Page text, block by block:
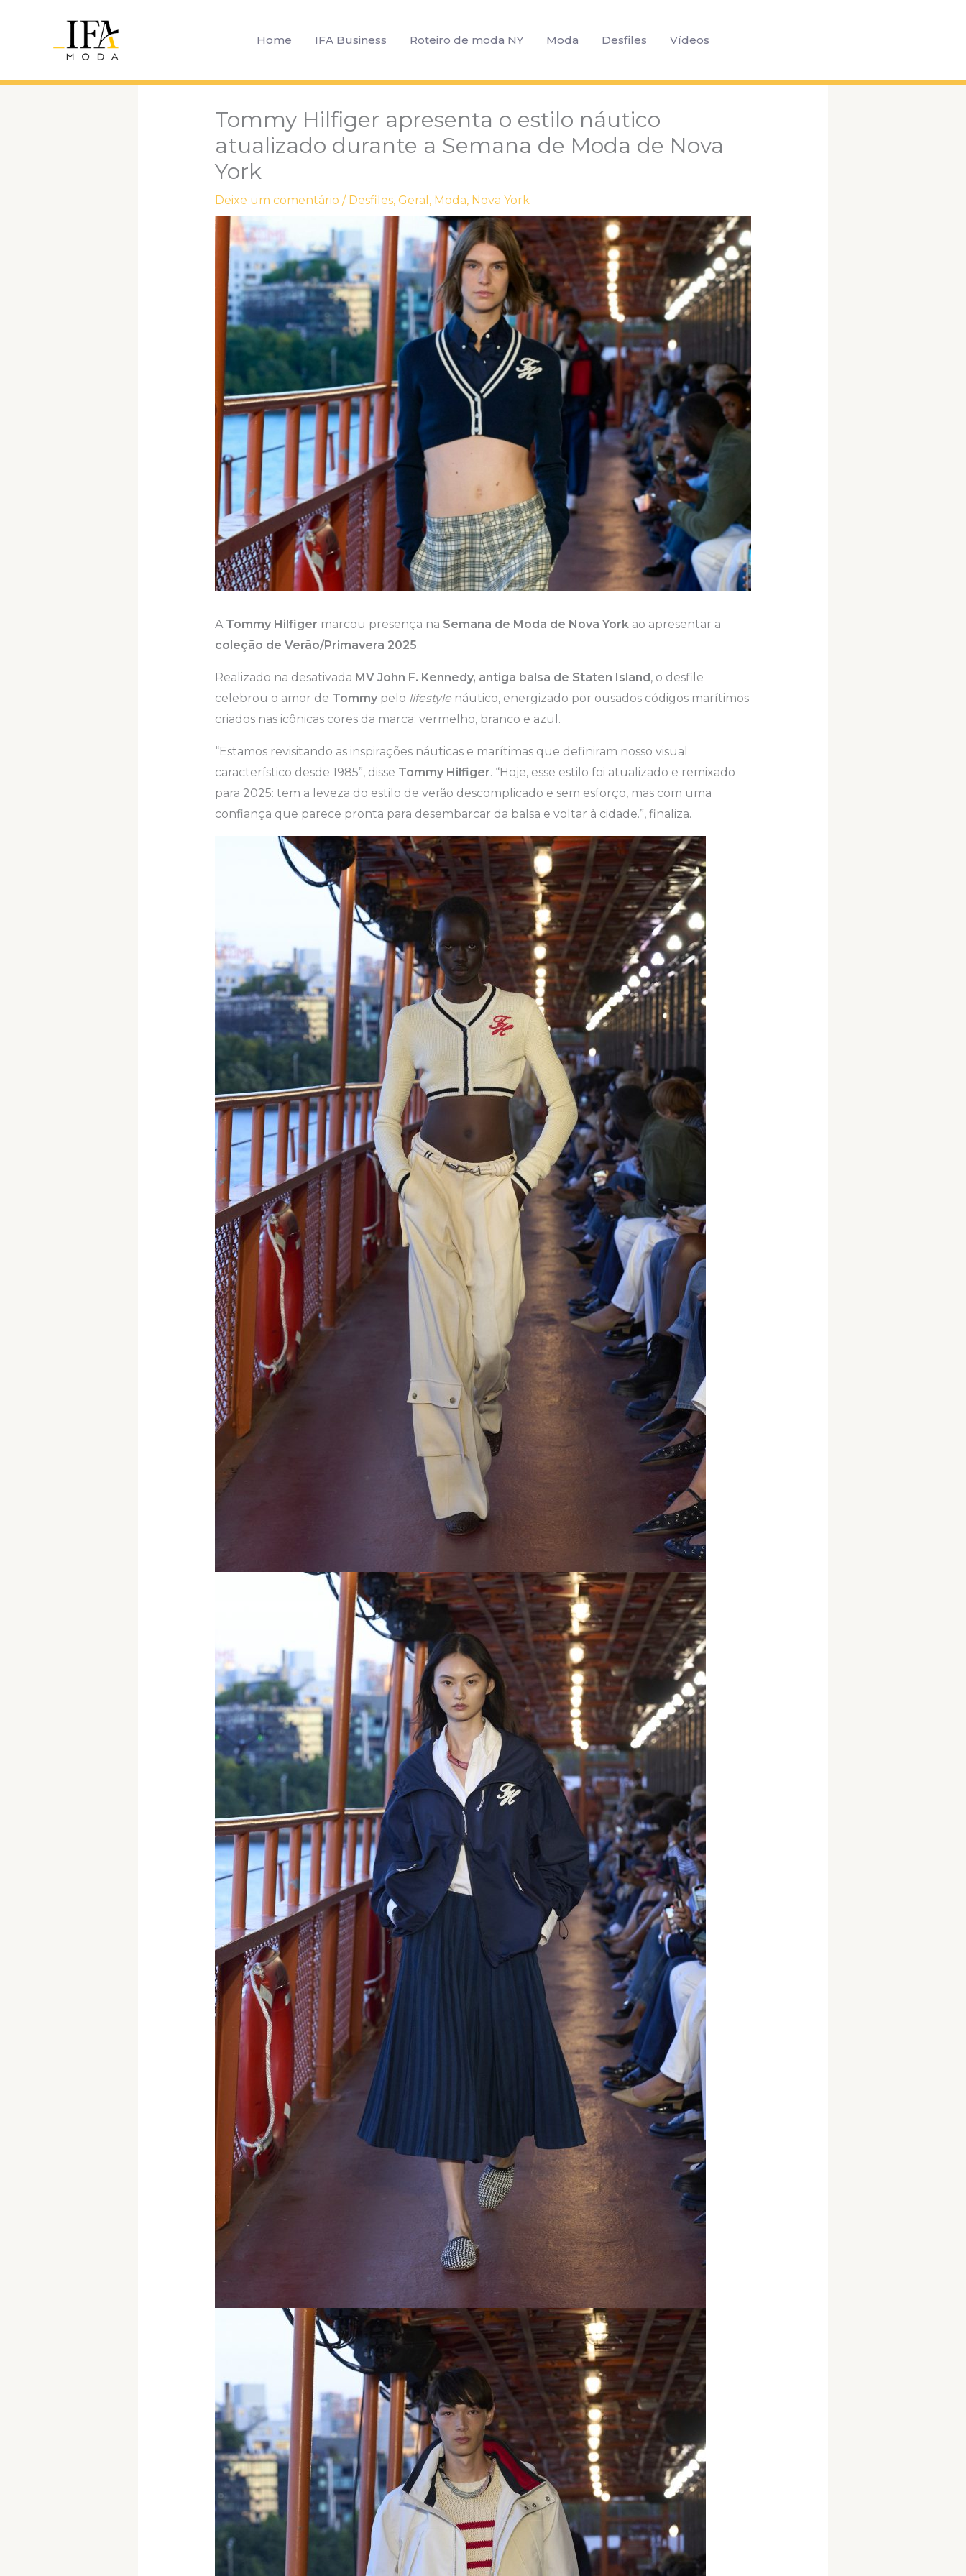
Home IFA Business Roteiro de moda NY Moda Desfiles Vídeos
Tommy Hilfiger apresenta o estilo náutico
atualizado durante a Semana de Moda de Nova
York
Deixe um comentário / Desfiles, Geral , Moda, Nova York
A Tommy Hilfiger marcou presença na Semana de Moda de Nova York ao apresentar a
coleção de Verão/Primavera 2025.
Realizado na desativada MV John F. Kennedy, antiga balsa de Staten Island , o desfile
celebrou o amor de Tommypelo lifestyle náutico, energizado por ousados códigos marítimos
criados nas icônicas cores da marca: vermelho, branco e azul.
“Estamos revisitando as inspirações náuticas e marítimas que definiram nosso visual
característico desde 1985”, disse Tommy Hilfiger. “Hoje, esse estilo foi atualizado e remixado
para 2025: tem a leveza do estilo de verão descomplicado e sem esforço, mas com uma
confiança que parece pronta para desembarcar da balsa e voltar à cidade.”, finaliza.